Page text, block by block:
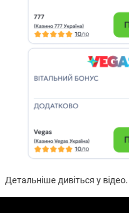
Детальніше дивіться у відео.